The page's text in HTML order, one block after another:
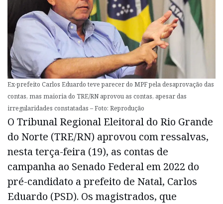
Ex-prefeito Carlos Eduardo teve parecer do MPF pela desaprovação das
contas, mas maioria do TRE/RN aprovou as contas, apesar das
irregularidades constatadas – Foto: Reprodução
O Tribunal Regional Eleitoral do Rio Grande
do Norte (TRE/RN) aprovou com ressalvas,
nesta terça-feira (19), as contas de
campanha ao Senado Federal em 2022 do
pré-candidato a prefeito de Natal, Carlos
Eduardo (PSD). Os magistrados, que